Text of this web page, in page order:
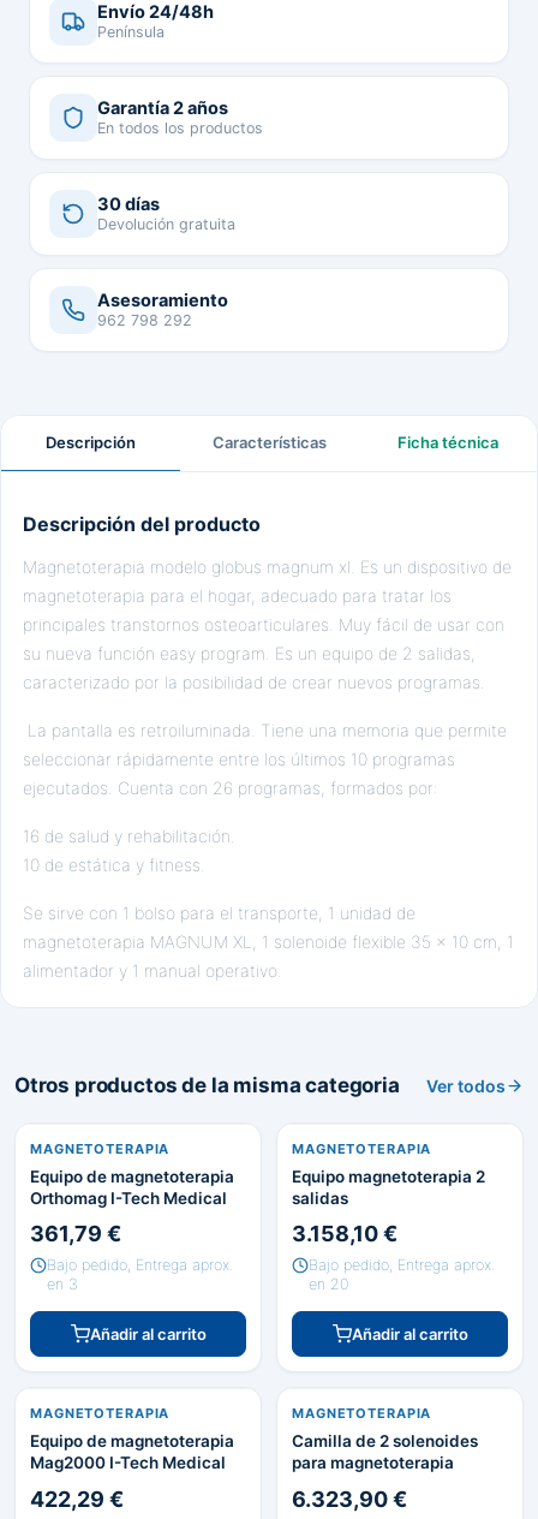
Envío 24/48h
Península
Garantía 2 años
En todos los productos
30 días
Devolución gratuita
Asesoramiento
962 798 292
Descripción Características Ficha técnica
Descripción del producto
Magnetoterapia modelo globus magnum xl. Es un dispositivo de
magnetoterapia para el hogar, adecuado para tratar los
principales transtornos osteoarticulares. Muy fácil de usar con
su nueva función easy program. Es un equipo de 2 salidas,
caracterizado por la posibilidad de crear nuevos programas.
La pantalla es retroiluminada. Tiene una memoria que permite
seleccionar rápidamente entre los últimos 10 programas
ejecutados. Cuenta con 26 programas, formados por:
16 de salud y rehabilitación.
10 de estática y fitness.
Se sirve con 1 bolso para el transporte, 1 unidad de
magnetoterapia MAGNUM XL, 1 solenoide flexible 35 x 10 cm, 1
alimentador y 1 manual operativo.
Otros productos de la misma categoria Ver todos
MAGNETOTERAPIA
Equipo de magnetoterapia
Orthomag I-Tech Medical
361,79 €
Bajo pedido, Entrega aprox.
en 3
Añadir al carrito
MAGNETOTERAPIA
Equipo magnetoterapia 2
salidas
3.158,10 €
Bajo pedido, Entrega aprox.
en 20
Añadir al carrito
MAGNETOTERAPIA
Equipo de magnetoterapia
Mag2000 I-Tech Medical
422,29 €
MAGNETOTERAPIA
Camilla de 2 solenoides
para magnetoterapia
6.323,90 €